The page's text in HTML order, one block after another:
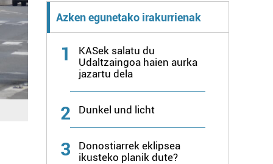
Azken egunetako irakurrienak
1
KASek salatu du
Udaltzaingoa haien aurka
jazartu dela
2 Dunkel und licht
3
Donostiarrek eklipsea
ikusteko planik dute?